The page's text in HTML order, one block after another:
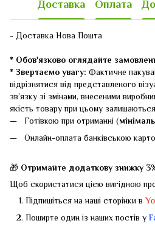
Доставка Оплата
- Доставка Нова Пошта
* Обов'язково оглядайте
* Звертаємо увагу: Фактичне
відрізнятися від представленого
зв’язку зі змінами, внесеними
якість товару при цьому
Готівкою при отриманні (
Онлайн-оплата банківською
🎁 Отримайте додаткову знижку
Щоб скористатися цією вигідною
Підпишіться на наші сторінки в
Поширте один із наших постів у